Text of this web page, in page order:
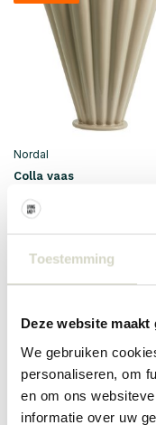
Toestemming
Deze website
We gebruiken
personaliseren, om
en om ons
informatie over uw
Nordal
Colla vaas
€90,00
• Op voorraad
SALE 10%